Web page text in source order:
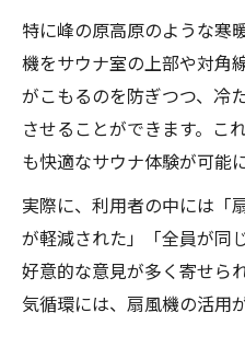
特に峰の原高原のような寒
機をサウナ室の上部や対角
がこもるのを防ぎつつ、冷
させることができます。こ
も快適なサウナ体験が可能
実際に、利用者の中には「
が軽減された」「全員が同
好意的な意見が多く寄せら
気循環には、扇風機の活用